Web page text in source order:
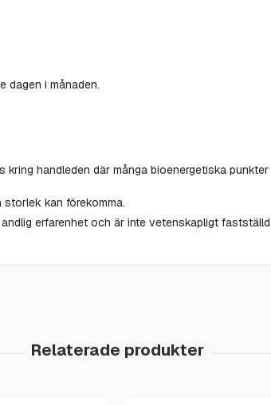
dagen i månaden.
kring handleden där många bioenergetiska
kan förekomma.
erfarenhet och är inte vetenskapligt